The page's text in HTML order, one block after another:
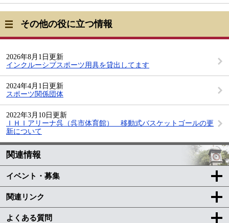
その他の役に立つ情報
2026年8月1日更新
インクルーシブスポーツ用具を貸出してます
2024年4月1日更新
スポーツ関係団体
2022年3月10日更新
ＩＨＩアリーナ呉（呉市体育館） 移動式バスケットゴールの更
新について
関連情報
イベント・募集
関連リンク
よくある質問